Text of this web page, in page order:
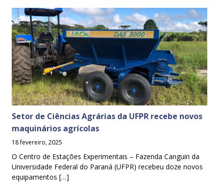
Setor de Ciências Agrárias da UFPR recebe novos
maquinários agrícolas
18 fevereiro, 2025
O Centro de Estações Experimentais – Fazenda Canguiri da
Universidade Federal do Paraná (UFPR) recebeu doze novos
equipamentos […]